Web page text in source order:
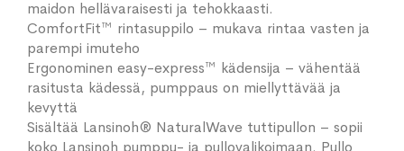
maidon hellävaraisesti ja tehokkaasti.
ComfortFit™ rintasuppilo – mukava rintaa vasten ja
parempi imuteho
Ergonominen easy-express™ kädensija – vähentää
rasitusta kädessä, pumppaus on miellyttävää ja
kevyttä
Sisältää Lansinoh® NaturalWave tuttipullon – sopii
koko Lansinoh pumppu- ja pullovalikoimaan. Pullo